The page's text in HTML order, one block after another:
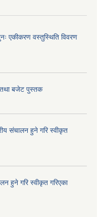
एकीकरण वस्तुस्थिति विवरण
तथा बजेट पुस्तक
संचालन हुने गरि स्वीकृत
हुने गरि स्वीकृत गरिएका